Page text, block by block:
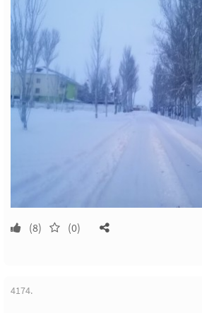
(8) (0)
4174.